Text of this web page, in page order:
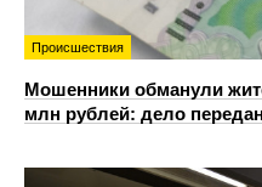
Происшествия
Мошенники обманули
млн рублей: дело